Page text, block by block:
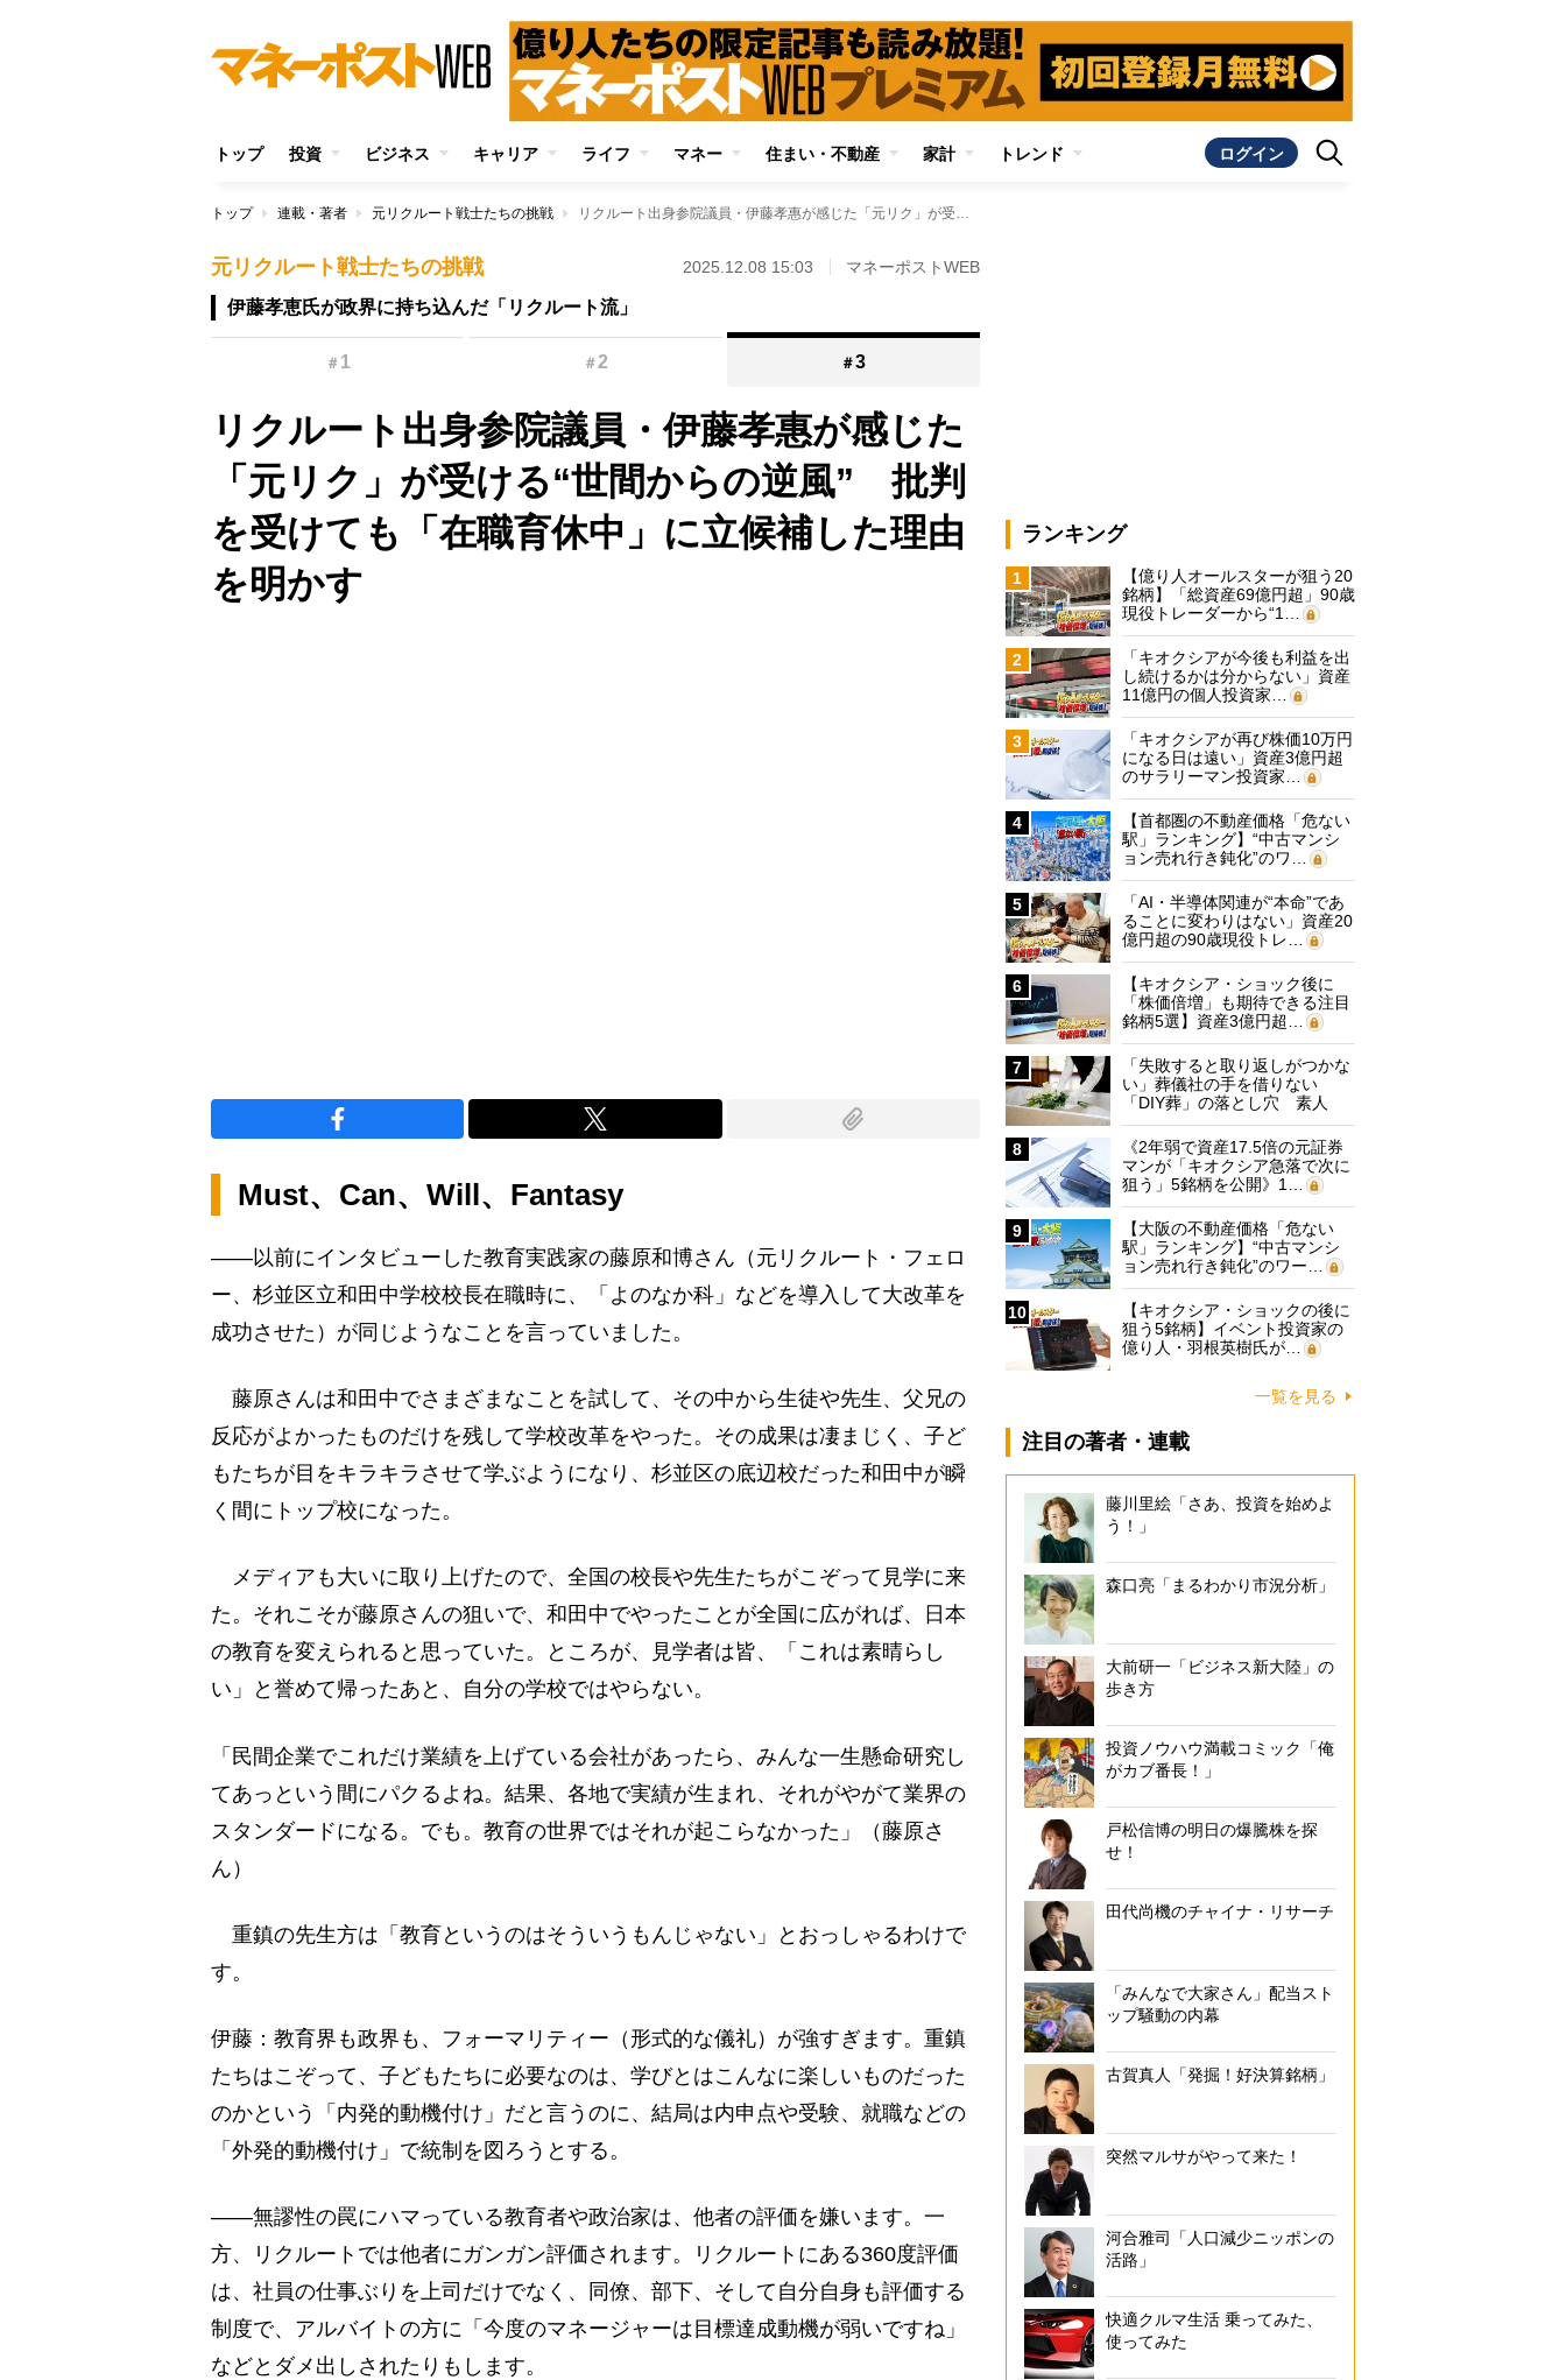
トップ 投資 ビジネス キャリア ライフ マネー 住まい・不動産 家計 トレンド ログイン
トップ 連載・著者 元リクルート戦士たちの挑戦 リクルート出身参院議員・伊藤孝惠が感じた「元リク」が受ける“世間からの逆風” 批判を受けても「在職育休中」に立候補した理由を明かす
元リクルート戦士たちの挑戦 2025.12.08 15:03 マネーポストWEB
伊藤孝恵氏が政界に持ち込んだ「リクルート流」
＃ 1 ＃2 ＃3
リクルート出身参院議員・伊藤孝惠が感じた
「元リク」が受ける“世間からの逆風” 批判
を受けても「在職育休中」に立候補した理由
を明かす
Must、Can、Will、Fantasy
――以前にインタビューした教育実践家の藤原和博さん（元リクルート・フェロ
ー、杉並区立和田中学校校長在職時に、「よのなか科」などを導入して大改革を
成功させた）が同じようなことを言っていました。
藤原さんは和田中でさまざまなことを試して、その中から生徒や先生、父兄の
反応がよかったものだけを残して学校改革をやった。その成果は凄まじく、子ど
もたちが目をキラキラさせて学ぶようになり、杉並区の底辺校だった和田中が瞬
く間にトップ校になった。
メディアも大いに取り上げたので、全国の校長や先生たちがこぞって見学に来
た。それこそが藤原さんの狙いで、和田中でやったことが全国に広がれば、日本
の教育を変えられると思っていた。ところが、見学者は皆、「これは素晴らし
い」と誉めて帰ったあと、自分の学校ではやらない。
「民間企業でこれだけ業績を上げている会社があったら、みんな一生懸命研究し
てあっという間にパクるよね。結果、各地で実績が生まれ、それがやがて業界の
スタンダードになる。でも。教育の世界ではそれが起こらなかった」（藤原さ
ん）
重鎮の先生方は「教育というのはそういうもんじゃない」とおっしゃるわけで
す。
伊藤：教育界も政界も、フォーマリティー（形式的な儀礼）が強すぎます。重鎮
たちはこぞって、子どもたちに必要なのは、学びとはこんなに楽しいものだった
のかという「内発的動機付け」だと言うのに、結局は内申点や受験、就職などの
「外発的動機付け」で統制を図ろうとする。
――無謬性の罠にハマっている教育者や政治家は、他者の評価を嫌います。一
方、リクルートでは他者にガンガン評価されます。リクルートにある360度評価
は、社員の仕事ぶりを上司だけでなく、同僚、部下、そして自分自身も評価する
制度で、アルバイトの方に「今度のマネージャーは目標達成動機が弱いですね」
などとダメ出しされたりもします。
ランキング
1
【億り人オールスターが狙う20
銘柄】「総資産69億円超」90歳
現役トレーダーから“1…
2
「キオクシアが今後も利益を出
し続けるかは分からない」資産
11億円の個人投資家…
3
「キオクシアが再び株価10万円
になる日は遠い」資産3億円超
のサラリーマン投資家…
4
【首都圏の不動産価格「危ない
駅」ランキング】“中古マンシ
ョン売れ行き鈍化”のワ…
5
「AI・半導体関連が“本命”であ
ることに変わりはない」資産20
億円超の90歳現役トレ…
6
【キオクシア・ショック後に
「株価倍増」も期待できる注目
銘柄5選】資産3億円超…
7
「失敗すると取り返しがつかな
い」葬儀社の手を借りない
「DIY葬」の落とし穴 素人
に…
8
《2年弱で資産17.5倍の元証券
マンが「キオクシア急落で次に
狙う」5銘柄を公開》1…
9
【大阪の不動産価格「危ない
駅」ランキング】“中古マンシ
ョン売れ行き鈍化”のワー…
10
【キオクシア・ショックの後に
狙う5銘柄】イベント投資家の
億り人・羽根英樹氏が…
一覧を見る
注目の著者・連載
藤川里絵「さあ、投資を始めよ
う！」
森口亮「まるわかり市況分析」
大前研一「ビジネス新大陸」の
歩き方
投資ノウハウ満載コミック「俺
がカブ番長！」
戸松信博の明日の爆騰株を探
せ！
田代尚機のチャイナ・リサーチ
「みんなで大家さん」配当スト
ップ騒動の内幕
古賀真人「発掘！好決算銘柄」
突然マルサがやって来た！
河合雅司「人口減少ニッポンの
活路」
快適クルマ生活 乗ってみた、
使ってみた